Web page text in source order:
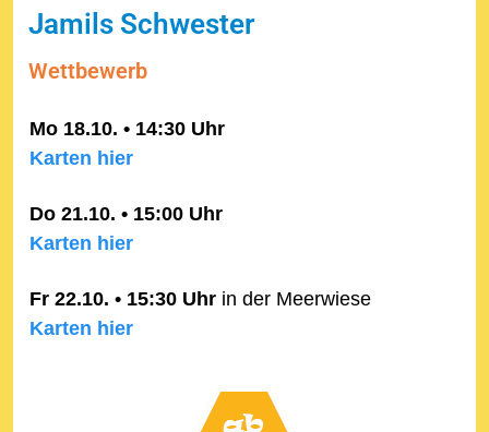
Jamils Schwester
Wettbewerb
Mo 18.10. • 14:30 Uhr
Karten hier
Do 21.10. • 15:00 Uhr
Karten hier
Fr 22.10. • 15:30 Uhr in der Meerwiese
Karten hier